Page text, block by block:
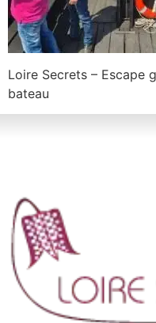
Loire Secrets – Escape
bateau